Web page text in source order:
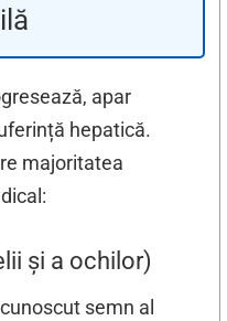
apar
hepatică.
majoritatea
și a ochilor)
semn al